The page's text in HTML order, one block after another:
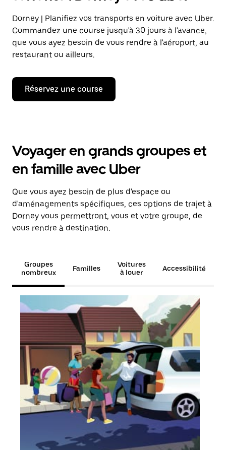
Dorney | Planifiez vos transports en voiture avec Uber.
Commandez une course jusqu'à 30 jours à l'avance,
que vous ayez besoin de vous rendre à l'aéroport, au
restaurant ou ailleurs.
Réservez une course
Voyager en grands groupes et
en famille avec Uber
Que vous ayez besoin de plus d'espace ou
d'aménagements spécifiques, ces options de trajet à
Dorney vous permettront, vous et votre groupe, de
vous rendre à destination.
Groupes
nombreux
Familles
Voitures
à louer
Accessibilité